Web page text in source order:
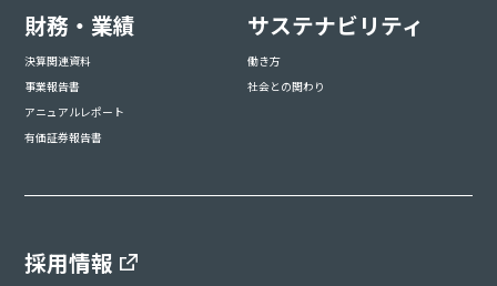
財務・業績
決算関連資料
事業報告書
アニュアルレポート
有価証券報告書
サステナビリティ
働き方
社会との関わり
採用情報